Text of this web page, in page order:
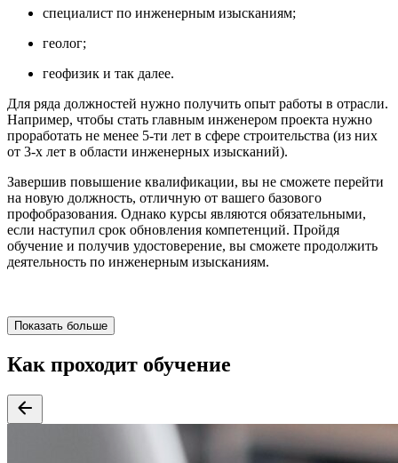
специалист по инженерным изысканиям;
геолог;
геофизик и так далее.
Для ряда должностей нужно получить опыт работы в отрасли.
Например, чтобы стать главным инженером проекта нужно
проработать не менее 5-ти лет в сфере строительства (из них
от 3-х лет в области инженерных изысканий).
Завершив повышение квалификации, вы не сможете перейти
на новую должность, отличную от вашего базового
профобразования. Однако курсы являются обязательными,
если наступил срок обновления компетенций. Пройдя
обучение и получив удостоверение, вы сможете продолжить
деятельность по инженерным изысканиям.
Показать больше
Как проходит обучение